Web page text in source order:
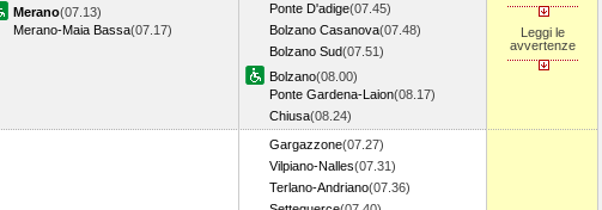
Merano(07.13)
Merano-Maia Bassa(07.17)
Ponte D'adige(07.45)
Bolzano Casanova(07.48)
Bolzano Sud(07.51)
Bolzano(08.00)
Ponte Gardena-Laion(08.17)
Chiusa(08.24)
Leggi le
avvertenze
Gargazzone(07.27)
Vilpiano-Nalles(07.31)
Terlano-Andriano(07.36)